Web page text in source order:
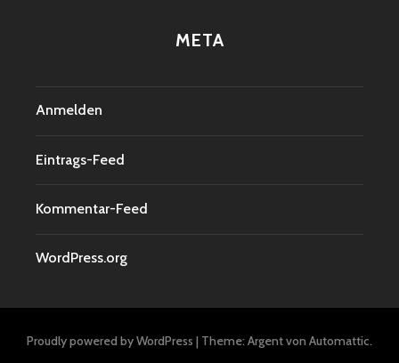
META
Anmelden
Eintrags-Feed
Kommentar-Feed
WordPress.org
Proudly powered by WordPress | Theme: Argent von Automattic.